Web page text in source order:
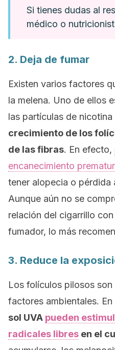
Si tienes dudas al
médico o
2. Deja de fumar
Existen varios factores
la melena. Uno de ellos
las partículas de nicotina
crecimiento de los
de las fibras. En efecto,
encanecimiento
tener alopecia o pérdida
Aunque aún no se
relación del cigarrillo
fumador, lo más
3. Reduce la
Los folículos pilosos
factores ambientales. En
sol UVA pueden
radicales libres en el